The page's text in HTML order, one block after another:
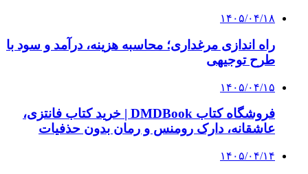
۱۴۰۵/۰۴/۱۸
راه اندازی مرغداری؛ محاسبه هزینه، درآمد و سود با
طرح توجیهی
۱۴۰۵/۰۴/۱۵
فروشگاه کتاب DMDBook | خرید کتاب فانتزی،
عاشقانه، دارک رومنس و رمان بدون حذفیات
۱۴۰۵/۰۴/۱۴